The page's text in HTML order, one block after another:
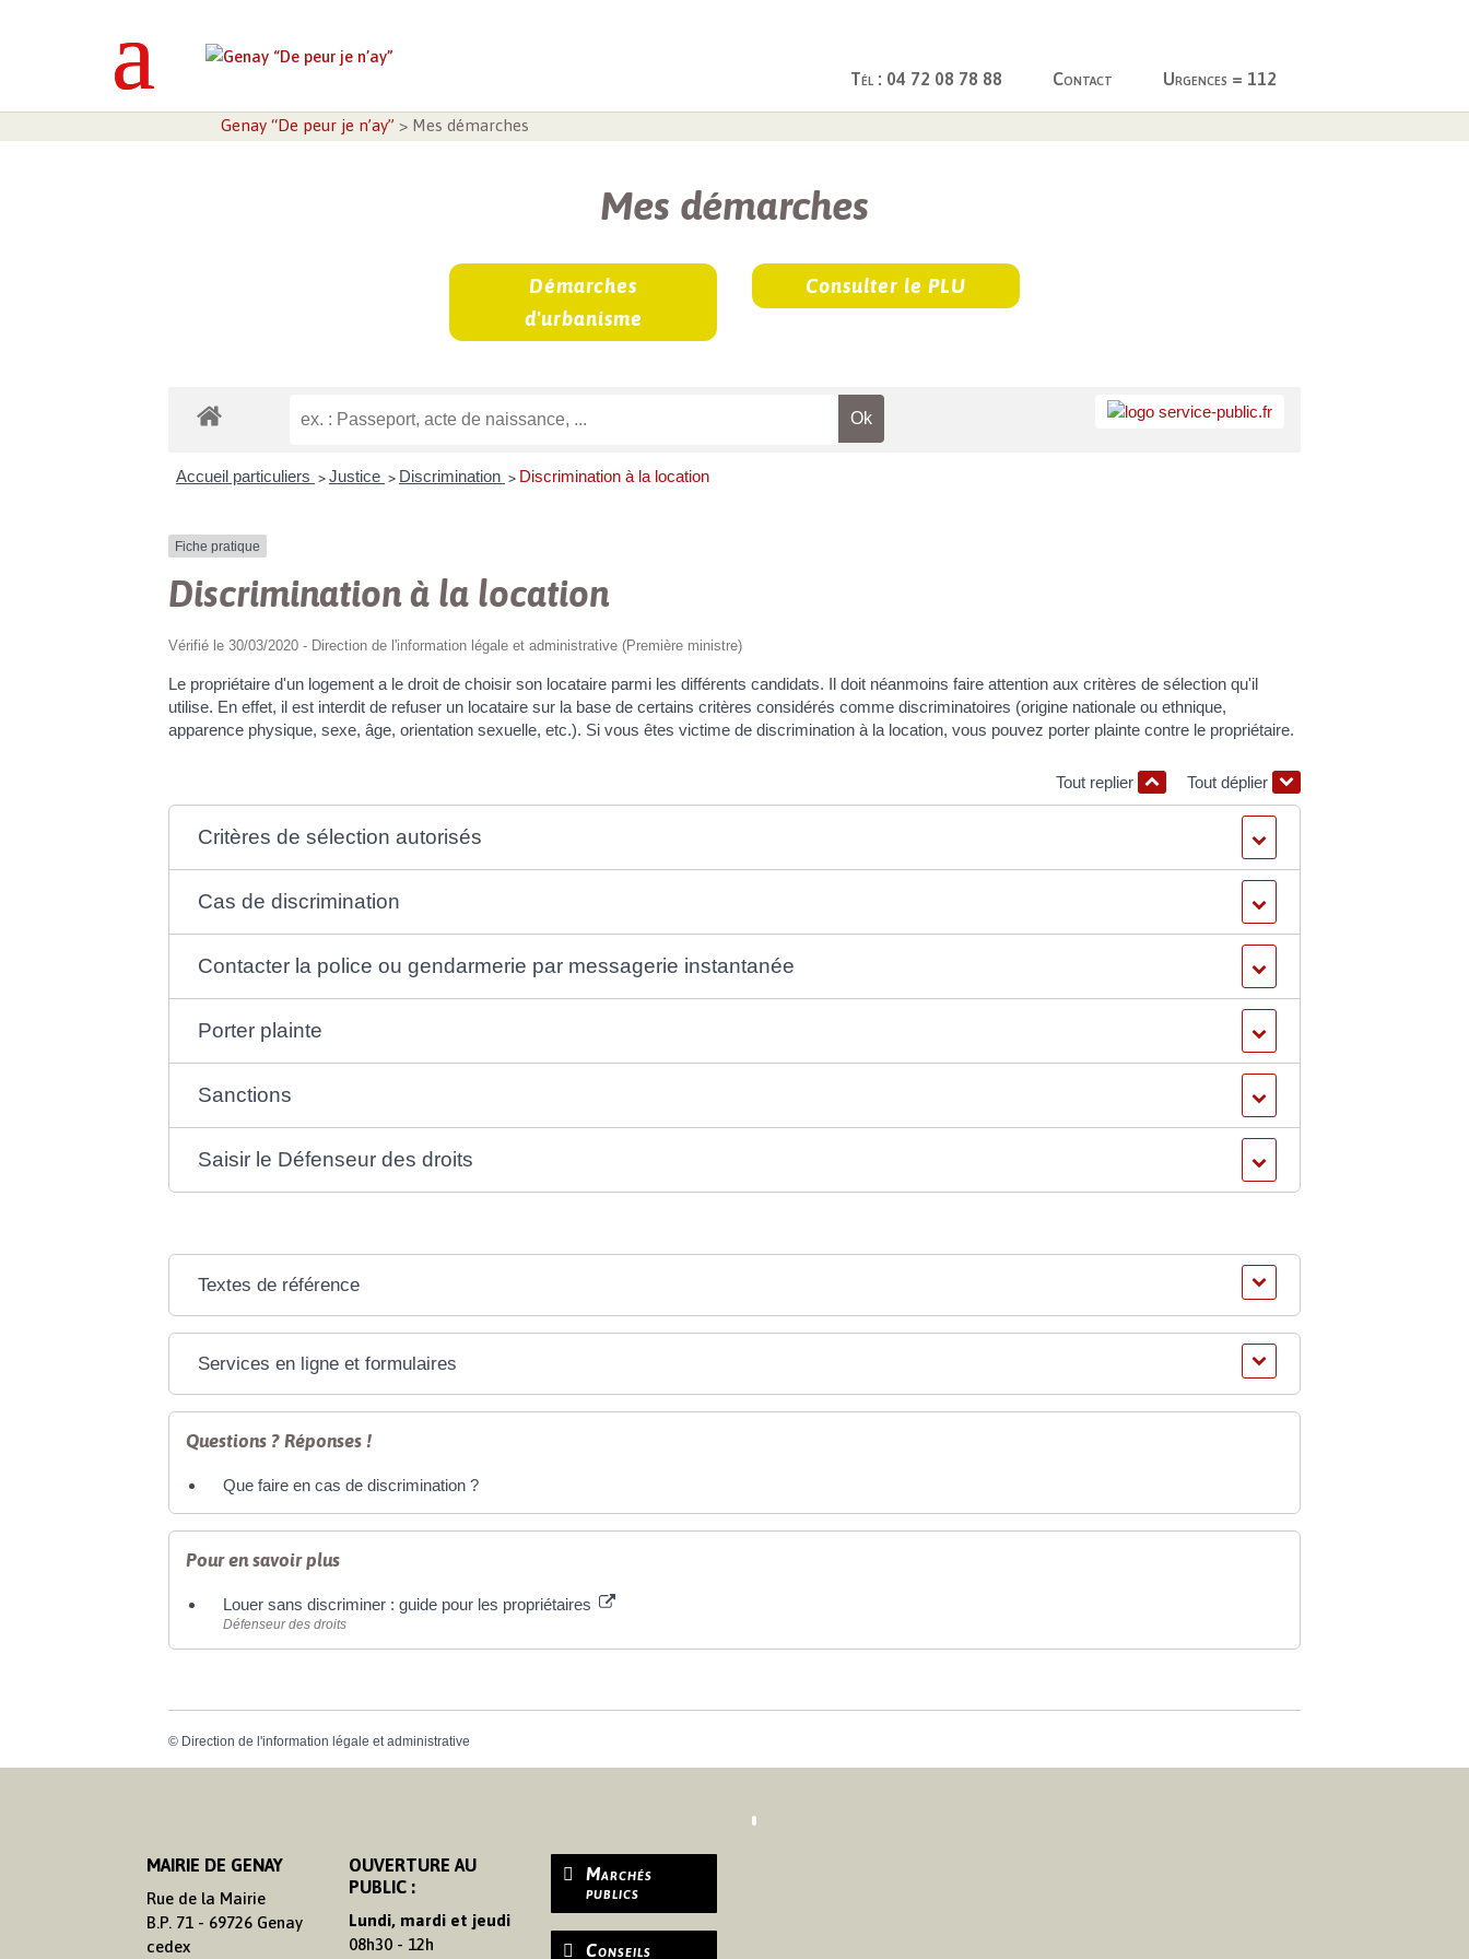
Tél : 04 72 08 78 88 Contact Urgences = 112
Genay “De peur je n’ay” > Mes démarches
Mes démarches
Démarches
d'urbanisme
Consulter le PLU
Accueil particuliers > Justice > Discrimination > Discrimination à la location
Fiche pratique
Discrimination à la location
Vérifié le 30/03/2020 - Direction de l'information légale et administrative (Première ministre)
Le propriétaire d'un logement a le droit de choisir son locataire parmi les différents candidats. Il doit néanmoins faire attention aux critères de sélection qu'il
utilise. En effet, il est interdit de refuser un locataire sur la base de certains critères considérés comme discriminatoires (origine nationale ou ethnique,
apparence physique, sexe, âge, orientation sexuelle, etc.). Si vous êtes victime de discrimination à la location, vous pouvez porter plainte contre le propriétaire.
Tout replier Tout déplier
Critères de sélection autorisés
Cas de discrimination
Contacter la police ou gendarmerie par messagerie instantanée
Porter plainte
Sanctions
Saisir le Défenseur des droits
Textes de référence
Services en ligne et formulaires
Questions ? Réponses !
Que faire en cas de discrimination ?
Pour en savoir plus
Louer sans discriminer : guide pour les propriétaires
Défenseur des droits
© Direction de l'information légale et administrative
MAIRIE DE GENAY
Rue de la Mairie
B.P. 71 - 69726 Genay
cedex
OUVERTURE AU
PUBLIC :
Lundi, mardi et jeudi
08h30 - 12h
Marchés
publics
Conseils